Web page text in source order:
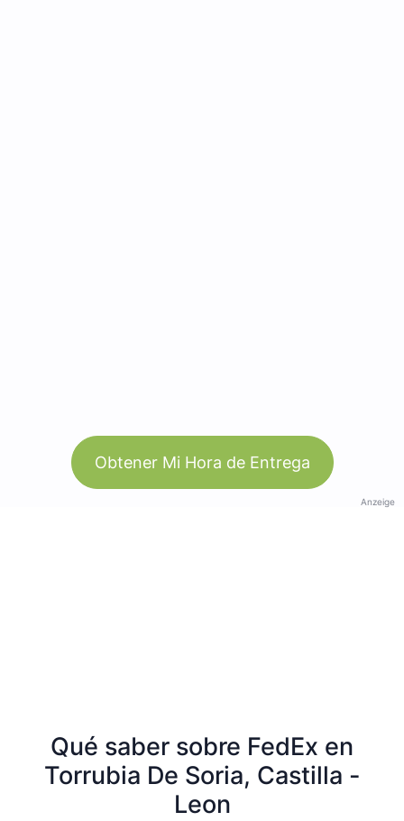
Obtener Mi Hora de Entrega
Anzeige
Qué saber sobre FedEx en
Torrubia De Soria, Castilla -
Leon